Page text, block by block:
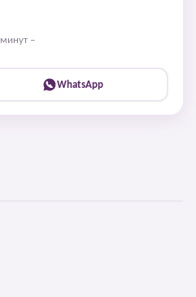
–
WhatsApp